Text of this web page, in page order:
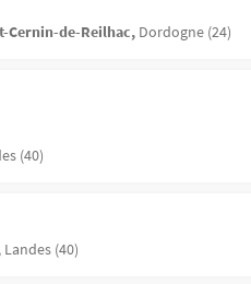
Cernin-de-Reilhac, Dordogne (24)
(40)
Landes (40)